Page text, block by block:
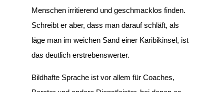
Menschen irritierend und geschmacklos finden.
Schreibt er aber, dass man darauf schläft, als
läge man im weichen Sand einer Karibikinsel, ist
das deutlich erstrebenswerter.
Bildhafte Sprache ist vor allem für Coaches,